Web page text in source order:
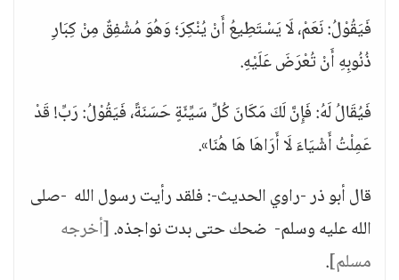
فَيَقُوْلُ: نَعَمْ، لَا يَسْتَطِيعُ أَنْ يُنْكِرَ؛ وَهُوَ مُشْفِقٌ مِنْ كِبَارِ
ذُنُوبِهِ أَنْ تُعْرَضَ عَلَيْهِ.
فَيُقَالُ لَهُ: فَإِنَّ لَكَ مَكَانَ كُلِّ سَيِّئَةٍ حَسَنَةً، فَيَقُوْلُ: رَبِّ! قَدْ
عَمِلْتُ أَشْيَاءَ لَا أَرَاهَا هَا هُنَا».
قال أبو ذر -راوي الحديث-: فلقد رأيت رسول الله -صلى
الله عليه وسلم- ضحك حتى بدت نواجذه.[أخرجه
مسلم].